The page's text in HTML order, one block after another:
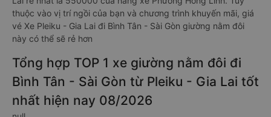
thuộc vào vị trí ngồi của bạn và chương trình khuyến mãi, giá
vé Xe Pleiku - Gia Lai đi Bình Tân - Sài Gòn giường nằm đôi
này có thể sẽ rẻ hơn
Tổng hợp TOP 1 xe giường nằm đôi đi
Bình Tân - Sài Gòn từ Pleiku - Gia Lai tốt
nhất hiện nay 08/2026